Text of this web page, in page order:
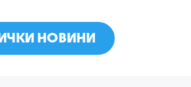
НОВИНИ